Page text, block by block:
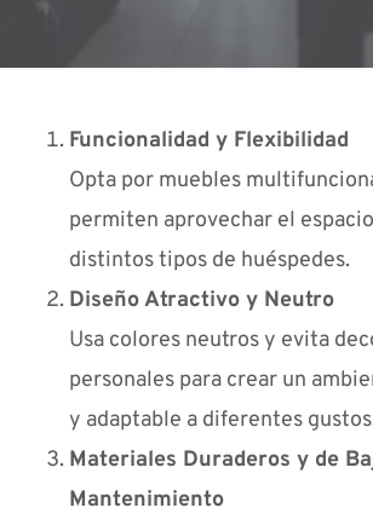
Funcionalidad y Flexibilidad
Opta por muebles
permiten aprovechar el
distintos tipos de huéspedes.
Diseño Atractivo y Neutro
Usa colores neutros y evita
personalespara crear un
y adaptable a diferentes
Materiales Duraderos y de
Mantenimiento